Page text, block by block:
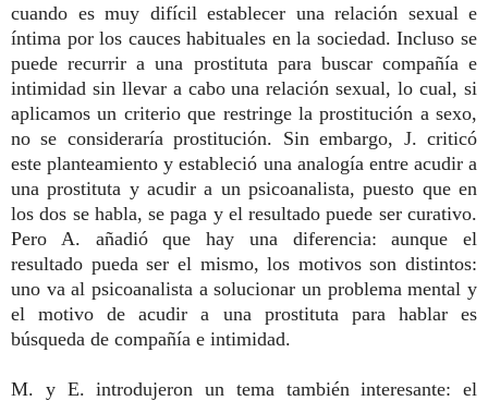
cuando es muy difícil establecer una relación sexual e
íntima por los cauces habituales en la sociedad. Incluso se
puede recurrir a una prostituta para buscar compañía e
intimidad sin llevar a cabo una relación sexual, lo cual, si
aplicamos un criterio que restringe la prostitución a sexo,
no se consideraría prostitución. Sin embargo, J. criticó
este planteamiento y estableció una analogía entre acudir a
una prostituta y acudir a un psicoanalista, puesto que en
los dos se habla, se paga y el resultado puede ser curativo.
Pero A. añadió que hay una diferencia: aunque el
resultado pueda ser el mismo, los motivos son distintos:
uno va al psicoanalista a solucionar un problema mental y
el motivo de acudir a una prostituta para hablar es
búsqueda de compañía e intimidad.
M. y E. introdujeron un tema también interesante: el